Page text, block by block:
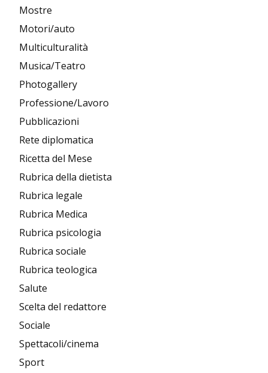
Mostre
Motori/auto
Multiculturalità
Musica/Teatro
Photogallery
Professione/Lavoro
Pubblicazioni
Rete diplomatica
Ricetta del Mese
Rubrica della dietista
Rubrica legale
Rubrica Medica
Rubrica psicologia
Rubrica sociale
Rubrica teologica
Salute
Scelta del redattore
Sociale
Spettacoli/cinema
Sport